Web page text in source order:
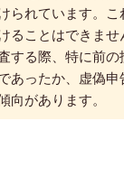
られています。
こ
ることはできませ
する際、特に前の
あったか、虚偽
向があります。